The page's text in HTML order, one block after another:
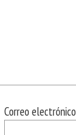
Correo electrónico